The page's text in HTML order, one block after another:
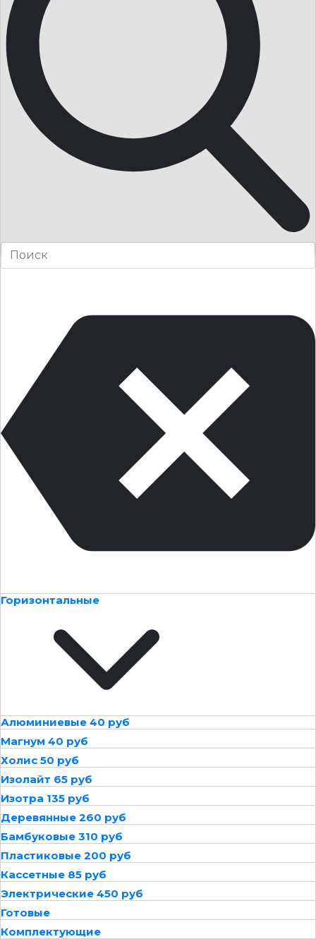
Горизонтальные
Алюминиевые 40 руб
Магнум 40 руб
Холис 50 руб
Изолайт 65 руб
Изотра 135 руб
Деревянные 260 руб
Бамбуковые 310 руб
Пластиковые 200 руб
Кассетные 85 руб
Электрические 450 руб
Готовые
Комплектующие